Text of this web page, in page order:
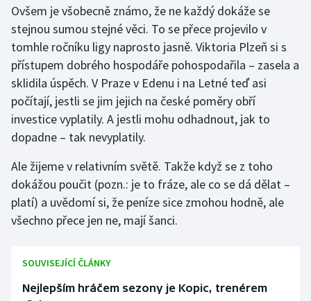
Gymnastika
Házená
Jezdectví
Judo
Krasobruslení
Lezení
Lyže a snowboard
Ovšem je všobecně známo, že ne každý dokáže se
stejnou sumou stejné věci. To se přece projevilo v
tomhle ročníku ligy naprosto jasně. Viktoria Plzeň si s
přístupem dobrého hospodáře pohospodařila – zasela a
sklidila úspěch. V Praze v Edenu i na Letné teď asi
počítají, jestli se jim jejich na české poměry obří
investice vyplatily. A jestli mohu odhadnout, jak to
dopadne – tak nevyplatily.
Ale žijeme v relativním světě. Takže když se z toho
dokážou poučit (pozn.: je to fráze, ale co se dá dělat –
platí) a uvědomí si, že peníze sice zmohou hodně, ale
všechno přece jen ne, mají šanci.
SOUVISEJÍCÍ ČLÁNKY
Nejlepším hráčem sezony je Kopic, trenérem